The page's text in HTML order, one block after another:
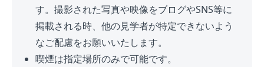
す。撮影された写真や映像をブログやSNS等に
掲載される時、他の見学者が特定できないよう
なご配慮をお願いいたします。
喫煙は指定場所のみで可能です。